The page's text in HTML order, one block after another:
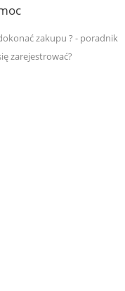
zakupu ? - poradnik
zarejestrować?